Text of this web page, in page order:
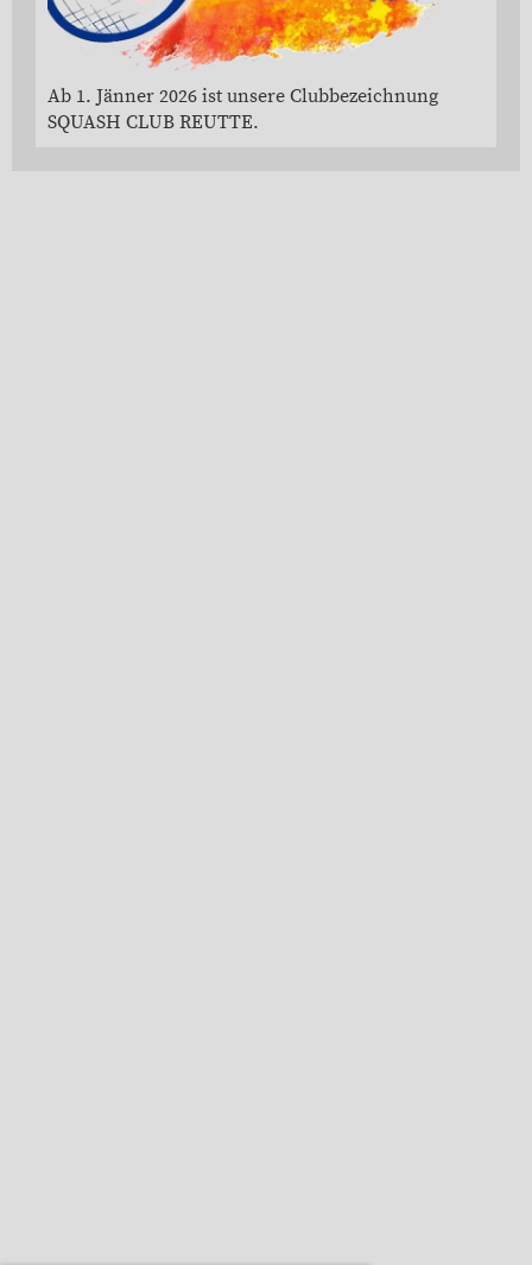
Ab 1. Jänner 2026 ist unsere Clubbezeichnung
SQUASH CLUB REUTTE.